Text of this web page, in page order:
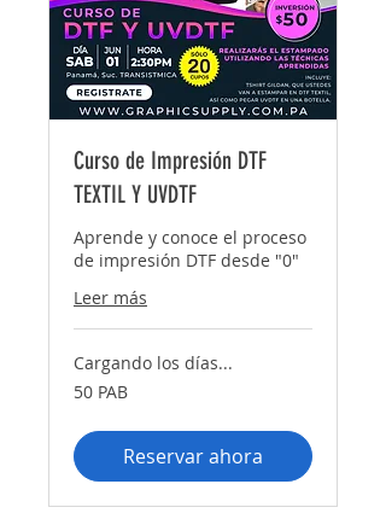
Curso de Impresión DTF
TEXTIL Y UVDTF
Aprende y conoce el proceso
de impresión DTF desde "0"
Leer más
Cargando los días...
50
balboas
50 PAB
Reservar ahora